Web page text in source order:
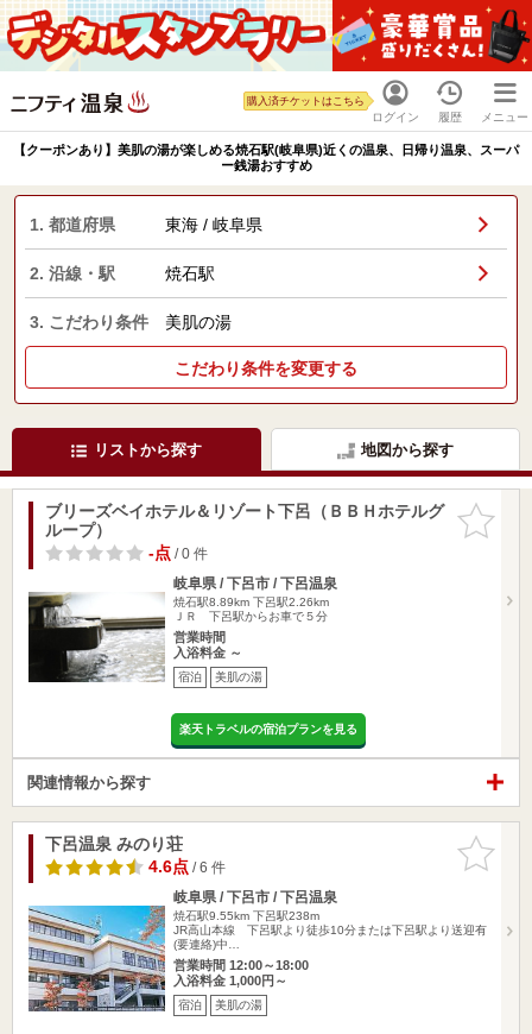
ログイン
購入済チケットはこちら
履歴 メニュー
【クーポンあり】美肌の湯が楽しめる焼石駅(岐阜県)近くの温泉、日帰り温泉、スーパ
ー銭湯おすすめ
1. 都道府県 東海 / 岐阜県
2. 沿線・駅 焼石駅
3. こだわり条件 美肌の湯
こだわり条件を変更する
リストから探す 地図から探す
お気に入
りに追加
ブリーズベイホテル＆リゾート下呂（ＢＢＨホテルグ
ループ）
-点/ 0 件
岐阜県 / 下呂市 / 下呂温泉
焼石駅8.89km 下呂駅2.26km
ＪＲ 下呂駅からお車で５分
営業時間
入浴料金 ～
宿泊 美肌の湯
楽天トラベルの宿泊プランを見る
関連情報から探す
お気に入
りに追加
下呂温泉 みのり荘
4.6点/ 6 件
岐阜県 / 下呂市 / 下呂温泉
焼石駅9.55km 下呂駅238m
JR高山本線 下呂駅より徒歩10分または下呂駅より送迎有
(要連絡)中…
営業時間 12:00～18:00
入浴料金 1,000円～
宿泊 美肌の湯